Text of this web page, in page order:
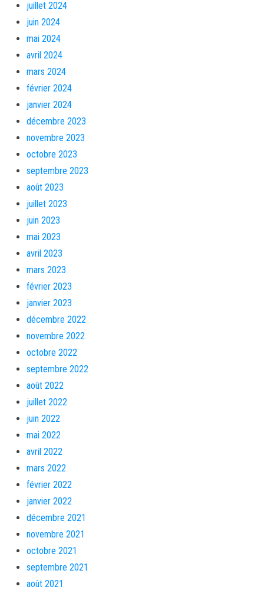
juillet 2024
juin 2024
mai 2024
avril 2024
mars 2024
février 2024
janvier 2024
décembre 2023
novembre 2023
octobre 2023
septembre 2023
août 2023
juillet 2023
juin 2023
mai 2023
avril 2023
mars 2023
février 2023
janvier 2023
décembre 2022
novembre 2022
octobre 2022
septembre 2022
août 2022
juillet 2022
juin 2022
mai 2022
avril 2022
mars 2022
février 2022
janvier 2022
décembre 2021
novembre 2021
octobre 2021
septembre 2021
août 2021